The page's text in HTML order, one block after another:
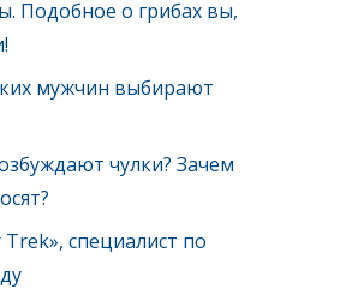
Подобное о грибах вы,
мужчин выбирают
чулки? Зачем
специалист по